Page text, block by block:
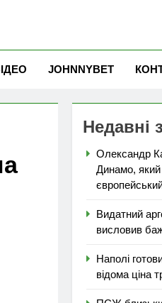
JOHNNYBET
Недавні
Олександр
Динамо, який
Видатний
висловив
Наполі
відома ціна